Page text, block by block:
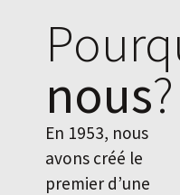
nous?
En 1953, nous
avons créé le
premier d’une